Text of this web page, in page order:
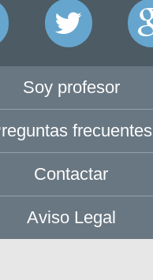
Soy profesor
frecuentes
Contactar
Aviso Legal